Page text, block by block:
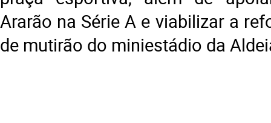
Ararão na Série A e viabilizar a
de mutirão do miniestádio da